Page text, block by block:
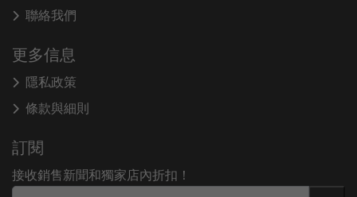
聯絡我們
更多信息
隱私政策
條款與細則
訂閱
接收銷售新聞和獨家店內折扣！